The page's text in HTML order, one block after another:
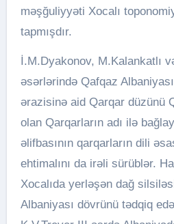
məşğuliyyəti Xocalı
tapmışdır.
İ.M.Dyakonov, M.Kalankatlı
əsərlərində Qafqaz
ərazisinə aid Qarqar düzünü
olan Qarqarların adı ilə
əlifbasının qarqarların dili
ehtimalını da irəli sürüblər.
Xocalıda yerləşən dağ
Albaniyası dövrünü tədqiq